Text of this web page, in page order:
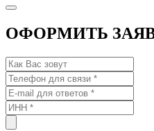
ОФОРМИТЬ